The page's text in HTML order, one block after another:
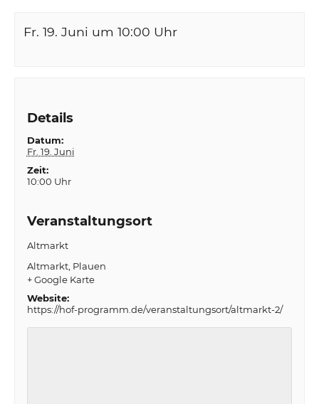
Fr. 19. Juni um 10:00 Uhr
Details
Datum:
Fr. 19. Juni
Zeit:
10:00 Uhr
Veranstaltungsort
Altmarkt
Altmarkt Plauen
+ Google Karte
Website:
https://hof-programm.de/veranstaltungsort/altmarkt-2/